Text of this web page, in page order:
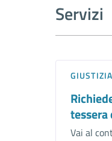
Servizi
Vai al